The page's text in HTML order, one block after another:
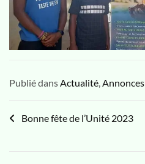
Publié dansActualité,Annonces
Bonne fête de l’Unité 2023